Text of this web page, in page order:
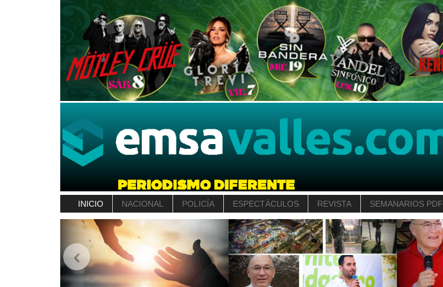
INICIO NACIONAL POLICÍA ESPECTÁCULOS REVISTA SEMANARIOS PDF